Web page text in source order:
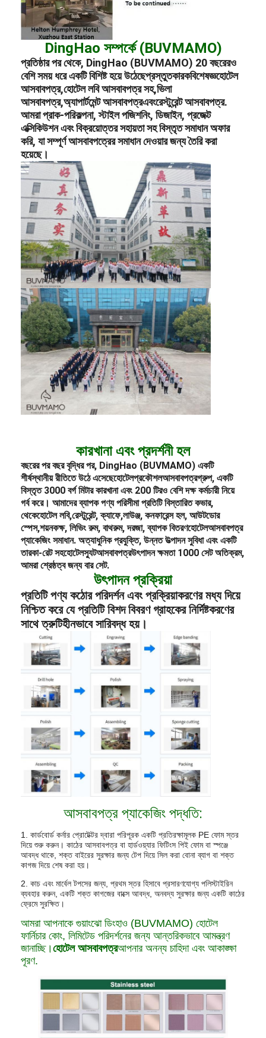
DingHao সম্পর্কে (BUVMAMO)
প্রতিষ্ঠার পর থেকে, DingHao (BUVMAMO) 20 বছরেরও
বেশি সময় ধরে একটি বিশিষ্ট হয়ে উঠেছেপ্রস্তুতকারকবিশেষজ্ঞহোটেল
আসবাবপত্র,হোটেল লবি আসবাবপত্র সহ,ভিলা
আসবাবপত্র,অ্যাপার্টমেন্ট আসবাবপত্রএবংরেস্টুরেন্ট আসবাবপত্র.
আমরা প্রাক-পরিকল্পনা, স্টাইল পজিশনিং, ডিজাইন, প্রজেক্ট
এক্সিকিউশন এবং বিক্রয়োত্তর সহায়তা সহ বিস্তৃত সমাধান অফার
করি, যা সম্পূর্ণ আসবাবপত্রের সমাধান দেওয়ার জন্য তৈরি করা
হয়েছে।
কারখানা এবং প্রদর্শনী হল
বছরের পর বছর বৃদ্ধির পর, DingHao (BUVMAMO) একটি
শীর্ষস্থানীয় রীতিতে উঠে এসেছেহোটেলপ্রকৌশলআসবাবপত্রগ্রুপ, একটি
বিস্তৃত 3000 বর্গ মিটার কারখানা এবং 200 টিরও বেশি দক্ষ কর্মচারী নিয়ে
গর্ব করে। আমাদের ব্যাপক পণ্য পরিসীমা প্রতিটি বিস্তারিত কভার,
থেকেহোটেল লবি,রেস্টুরেন্ট, ক্যাফে,লাউঞ্জ, কনফারেন্স হল, আউটডোর
স্পেস,শয়নকক্ষ, লিভিং রুম, বাথরুম, দরজা, ব্যাপক বিতরণহোটেলআসবাবপত্র
প্যাকেজিং সমাধান. অত্যাধুনিক প্রযুক্তি, উন্নত উত্পাদন সুবিধা এবং একটি
তারকা-রেট সহহোটেলস্যুটআসবাবপত্রউৎপাদন ক্ষমতা 1000 সেট অতিক্রম,
আমরা শ্রেষ্ঠত্ব জন্য বার সেট.
উৎপাদন প্রক্রিয়া
প্রতিটি পণ্য কঠোর পরিদর্শন এবং প্রক্রিয়াকরণের মধ্য দিয়ে
নিশ্চিত করে যে প্রতিটি বিশদ বিবরণ গ্রাহকের নির্দিষ্টকরণের
সাথে ত্রুটিহীনভাবে সারিবদ্ধ হয়।
আসবাবপত্র প্যাকেজিং পদ্ধতি:
1. কার্ডবোর্ড কর্নার প্রোটেক্টর দ্বারা পরিপূরক একটি প্রতিরক্ষামূলক PE ফোম স্তর
দিয়ে শুরু করুন। কাঠের আসবাবপত্র বা হার্ডওয়্যার ফিটিংস পিই ফোম বা স্পঞ্জে
আবদ্ধ থাকে, শক্ত বাইরের সুরক্ষার জন্য টেপ দিয়ে সিল করা বোনা ব্যাগ বা শক্ত
কাগজ দিয়ে শেষ করা হয়।
2. কাচ এবং মার্বেল টপসের জন্য, প্রথম স্তর হিসাবে প্রসারণযোগ্য পলিস্টাইরিন
ব্যবহার করুন, একটি শক্ত কাগজের বাক্সে আবদ্ধ, অনবদ্য সুরক্ষার জন্য একটি কাঠের
ফ্রেমে সুরক্ষিত।
আমরা আপনাকে গুয়াংঝো ডিংহাও (BUVMAMO) হোটেল
ফার্নিচার কোং, লিমিটেড পরিদর্শনের জন্য আন্তরিকভাবে আমন্ত্রণ
জানাচ্ছি।হোটেল আসবাবপত্রআপনার অনন্য চাহিদা এবং আকাঙ্ক্ষা
পূরণ.